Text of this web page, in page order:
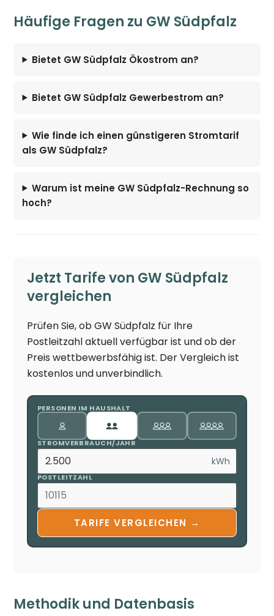
Häufige Fragen zu GW Südpfalz
Bietet GW Südpfalz Ökostrom an?
Bietet GW Südpfalz Gewerbestrom an?
Wie finde ich einen günstigeren Stromtarif
als GW Südpfalz?
Warum ist meine GW Südpfalz-Rechnung so
hoch?
Jetzt Tarife von GW Südpfalz
vergleichen
Prüfen Sie, ob GW Südpfalz für Ihre
Postleitzahl aktuell verfügbar ist und ob der
Preis wettbewerbsfähig ist. Der Vergleich ist
kostenlos und unverbindlich.
PERSONEN IM HAUSHALT
STROMVERBRAUCH/JAHR
kWh
POSTLEITZAHL
TARIFE VERGLEICHEN →
Methodik und Datenbasis